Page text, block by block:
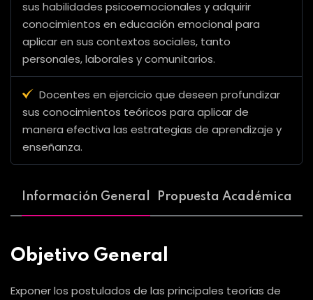
sus habilidades psicoemocionales y adquirir
conocimientos en educación emocional para
aplicar en sus contextos sociales, tanto
personales, laborales y comunitarios.
Docentes en ejercicio que deseen profundizar
sus conocimientos teóricos para aplicar de
manera efectiva las estrategias de aprendizaje y
enseñanza.
Información General Propuesta Académica
Objetivo General
Exponer los postulados de las principales teorías de